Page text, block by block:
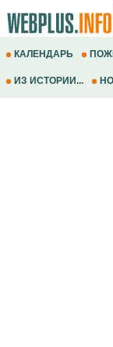
КАЛЕНДАРЬ
ИЗ ИСТОРИИ...